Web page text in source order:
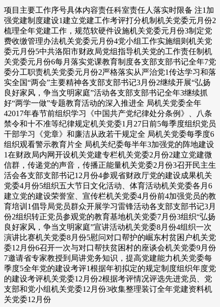
项目主要工作序号具体内容责任科室责任人落实时限备 注1加
强党建制度建设1建立党建工作考评打分机制机关党委元月份2
梳理全年党建工作，规范软硬件设施机关党委元月份3制定党
费收缴管理办法机关党委元月份4党小组工作实施细则机关党
委元月份5中共洛阳市财政局党组指导机关党的工作责任制机
关党委元月份6每月落实党课教育制度各支部支部书记全年7党
委分工职责机关党委元月份2严格落实从严治党1传达学习和落
实全国“两会”主要精神各支部支部书记3月份2继续开展“弘扬
良好家风，争当文明家庭”活动各支部支部书记全年3继续抓
好“两学一做”专题教育活动的深入推进全 局机关党委全年
42017年春节前组织学习《中国共产党纪律处分条例》、八条
禁令和十不准等纪律规定机关党委1月27日前5每季度组织党员
干部学习《党章》和廉洁从政若干规定全 局机关党委每季度6
组织观看警示教育片全 局机关纪委每半年3加强党的阵地建设
1在财政局内网开设机关党建专栏机关党委2月份2建立党建微
信群，传递党的声音，传播正能量机关党委2月份3召开民主生
活会各支部支部书记12月份4参观省财政厅党的建设成果机关
党委4月份5组织五大节日文化活动、体育活动机关党委各月6
建立党的建设荣誉室、宣传栏机关党委4月份前4加强党员的教
育培训1倡导局党员群众开展学习雷锋活动各支部支部书记3月
份2组织转正党员参观党的教育基地机关党委7月份3组织“弘扬
良好家风，争当文明家庭”宣讲活动机关党委8月份4组织一次
演讲比赛机关党委8月份5慰问对口帮护的崛东村贫困户机关党
委12月份6召开一次与对口帮扶贫困村的座谈会机关党委9月份
7邀请省专家教授到局讲党务知识，提高党建能力机关党委每
季度5全年党的建设考评1根据年初拟定的规定制度组织年度党
的建设考评机关党委12月份2根据考评情况评选先进党员、党
支部和党小组机关党委12月份3收集整理装订全年党建资料机
关党委12月份